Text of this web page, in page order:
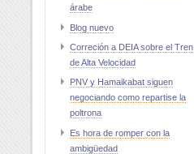
árabe
Blog nuevo
Correción a DEIA sobre el Tren
de Alta Velocidad
PNV y Hamaikabat siguen
negociando como repartise la
poltrona
Es hora de romper con la
ambigüedad